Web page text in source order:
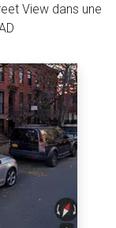
View dans une